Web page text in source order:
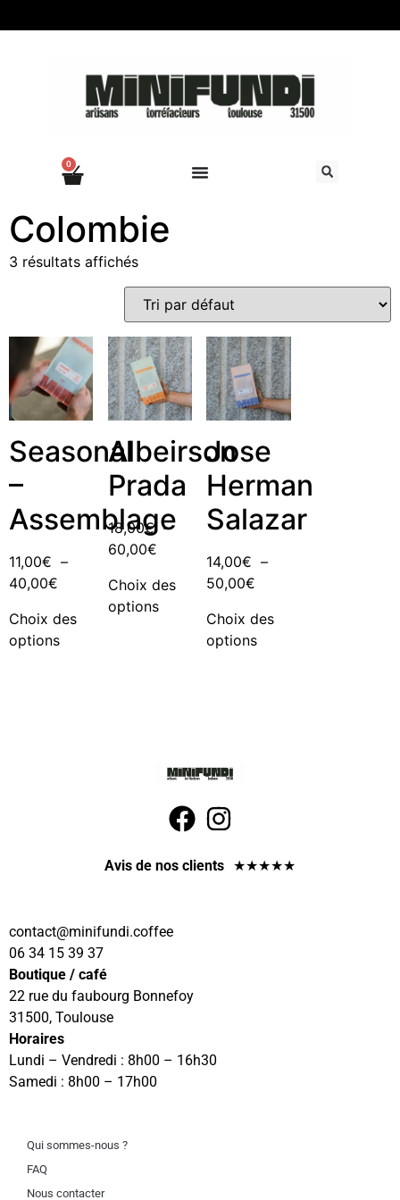
0
Colombie
3 résultats affichés
Seasonal
–
Assemblage
11,00€ –
40,00€
Choix des
options
Albeirson
Prada
18,00€ –
60,00€
Choix des
options
Jose
Herman
Salazar
14,00€ –
50,00€
Choix des
options
Avis de nos clients ★★★★★
contact@minifundi.coffee
06 34 15 39 37
Boutique / café
22 rue du faubourg Bonnefoy
31500, Toulouse
Horaires
Lundi – Vendredi : 8h00 – 16h30
Samedi : 8h00 – 17h00
Qui sommes-nous ?
FAQ
Nous contacter